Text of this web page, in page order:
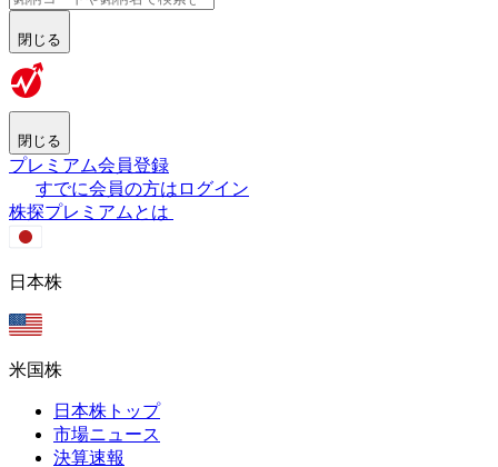
閉じる
閉じる
プレミアム会員登録
すでに会員の方はログイン
株探プレミアムとは
日本株
米国株
日本株トップ
市場ニュース
決算速報